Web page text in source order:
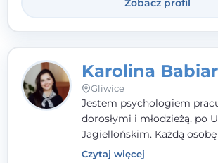
Zobacz profil
Karolina
Gliwice
Jestem psychologiem
dorosłymi i młodzieżą, po
Jagiellońskim. Każdą
traktuję jak osobną historię,
Czytaj więcej